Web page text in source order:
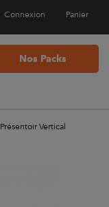
Panier
Connexion
Nos Packs
Présentoir Vertical